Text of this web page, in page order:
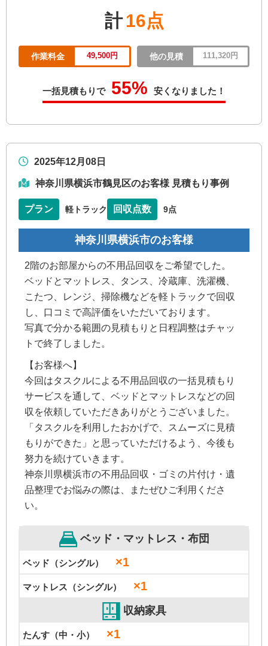
計16点
作業料金 49,500円 他の見積 111,320円
一括見積もりで 55% 安くなりました！
2025年12月08日
神奈川県横浜市鶴見区のお客様 見積もり事例
プラン 軽トラック 回収点数 9点
神奈川県横浜市のお客様
2階のお部屋からの不用品回収をご希望でした。
ベッドとマットレス、タンス、冷蔵庫、洗濯機、
こたつ、レンジ、掃除機などを軽トラックで回収
し、口コミで高評価をいただいております。
写真で分かる範囲の見積もりと日程調整はチャッ
トで終了しました。
【お客様へ】
今回はタスクルによる不用品回収の一括見積もり
サービスを通して、ベッドとマットレスなどの回
収を依頼していただきありがとうございました。
「タスクルを利用したおかげで、スムーズに見積
もりができた」と思っていただけるよう、今後も
努力を続けていきます。
神奈川県横浜市の不用品回収・ゴミの片付け・遺
品整理でお悩みの際は、またぜひご利用くださ
い。
ベッド・マットレス・布団
ベッド（シングル） ×1
マットレス（シングル） ×1
収納家具
たんす（中・小） ×1